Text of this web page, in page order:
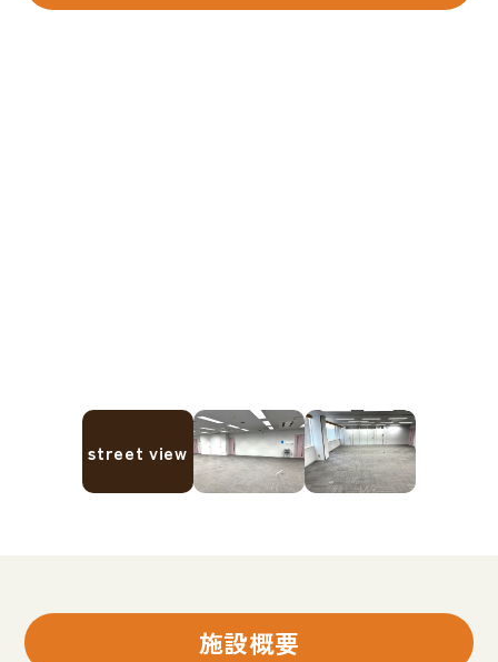
street view
施設概要